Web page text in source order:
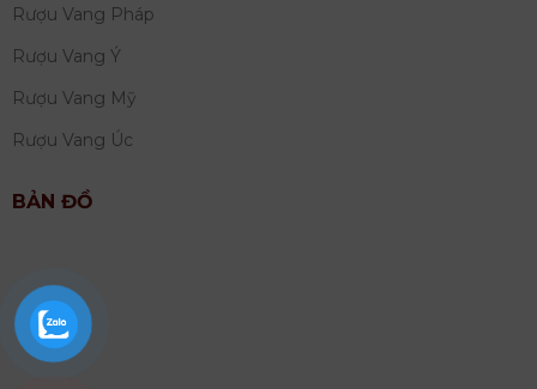
Rượu Vang Pháp
Rượu Vang Ý
Rượu Vang Mỹ
Rượu Vang Úc
BẢN ĐỒ